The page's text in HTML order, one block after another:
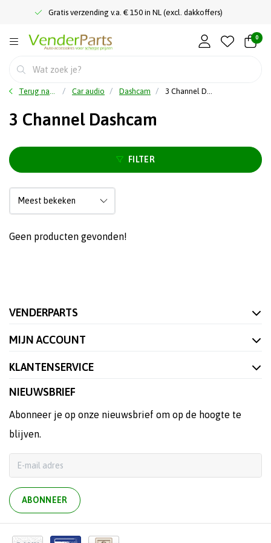
Gratis verzending v.a. € 150 in NL (excl. dakkoffers)
0
Terug naar home Car audio Dashcam 3 Channel Dashcam
3 Channel Dashcam
FILTER
Geen producten gevonden!
VENDERPARTS
MIJN ACCOUNT
KLANTENSERVICE
NIEUWSBRIEF
Abonneer je op onze nieuwsbrief om op de hoogte te
blijven.
ABONNEER